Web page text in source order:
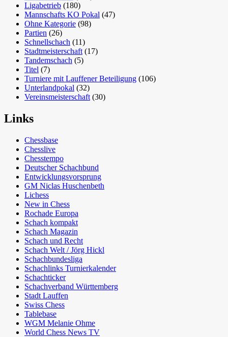
Ligabetrieb (180)
Mannschafts KO Pokal (47)
Ohne Kategorie (98)
Partien (26)
Schnellschach (11)
Stadtmeisterschaft (17)
Tandemschach (5)
Titel (7)
Turniere mit Lauffener Beteiligung (106)
Unterlandpokal (32)
Vereinsmeisterschaft (30)
Links
Chessbase
Chesslive
Chesstempo
Deutscher Schachbund
Entwicklungsvorsprung
GM Niclas Huschenbeth
Lichess
New in Chess
Rochade Europa
Schach kompakt
Schach Magazin
Schach und Recht
Schach Welt / Jörg Hickl
Schachbundesliga
Schachlinks Turnierkalender
Schachticker
Schachverband Württemberg
Stadt Lauffen
Swiss Chess
Tablebase
WGM Melanie Ohme
World Chess News TV